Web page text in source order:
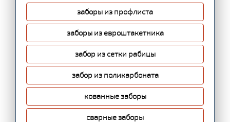
заборы из профлиста
заборы из евроштакетника
забор из сетки рабицы
забор из поликарбоната
кованные заборы
сварные заборы